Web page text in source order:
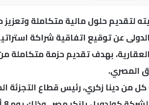
لتقديم حلول مالية متكاملة
عن توقيع اتفاقية شراكة
بهدف تقديم حزمة متكاملة
المصري.
من دينا زكري، رئيس قطاع التجزئة